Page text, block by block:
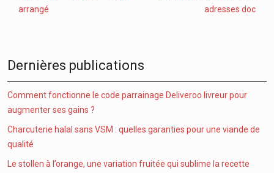
arrangé
adresses doc
Dernières publications
Comment fonctionne le code parrainage Deliveroo livreur pour
augmenter ses gains ?
Charcuterie halal sans VSM : quelles garanties pour une viande de
qualité
Le stollen à l’orange, une variation fruitée qui sublime la recette